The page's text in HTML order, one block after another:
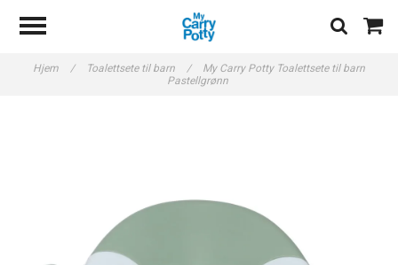
Hjem / Toalettsete til barn /
My Carry Potty Toalettsete til barn
Pastellgrønn